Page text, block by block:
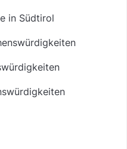
in Südtirol